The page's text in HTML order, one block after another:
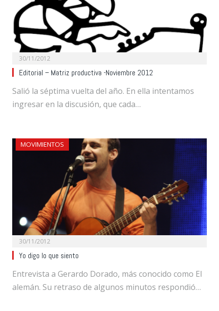
30/11/2012
Editorial – Matriz productiva -Noviembre 2012
Salió la séptima vuelta del año. En ella intentamos
ingresar en la discusión, que cada…
MOVIMIENTOS
30/11/2012
Yo digo lo que siento
Entrevista a Gerardo Dorado, más conocido como El
alemán. Su retraso de algunos minutos respondió…